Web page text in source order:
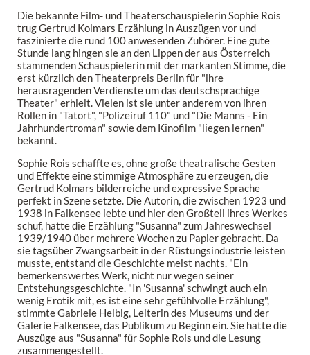
Die bekannte Film- und Theaterschauspielerin Sophie Rois
trug Gertrud Kolmars Erzählung in Auszügen vor und
faszinierte die rund 100 anwesenden Zuhörer. Eine gute
Stunde lang hingen sie an den Lippen der aus Österreich
stammenden Schauspielerin mit der markanten Stimme, die
erst kürzlich den Theaterpreis Berlin für "ihre
herausragenden Verdienste um das deutschsprachige
Theater" erhielt. Vielen ist sie unter anderem von ihren
Rollen in "Tatort", "Polizeiruf 110" und "Die Manns - Ein
Jahrhundertroman" sowie dem Kinofilm "liegen lernen"
bekannt.
Sophie Rois schaffte es, ohne große theatralische Gesten
und Effekte eine stimmige Atmosphäre zu erzeugen, die
Gertrud Kolmars bilderreiche und expressive Sprache
perfekt in Szene setzte. Die Autorin, die zwischen 1923 und
1938 in Falkensee lebte und hier den Großteil ihres Werkes
schuf, hatte die Erzählung "Susanna" zum Jahreswechsel
1939/1940 über mehrere Wochen zu Papier gebracht. Da
sie tagsüber Zwangsarbeit in der Rüstungsindustrie leisten
musste, entstand die Geschichte meist nachts. "Ein
bemerkenswertes Werk, nicht nur wegen seiner
Entstehungsgeschichte. "In 'Susanna' schwingt auch ein
wenig Erotik mit, es ist eine sehr gefühlvolle Erzählung",
stimmte Gabriele Helbig, Leiterin des Museums und der
Galerie Falkensee, das Publikum zu Beginn ein. Sie hatte die
Auszüge aus "Susanna" für Sophie Rois und die Lesung
zusammengestellt.